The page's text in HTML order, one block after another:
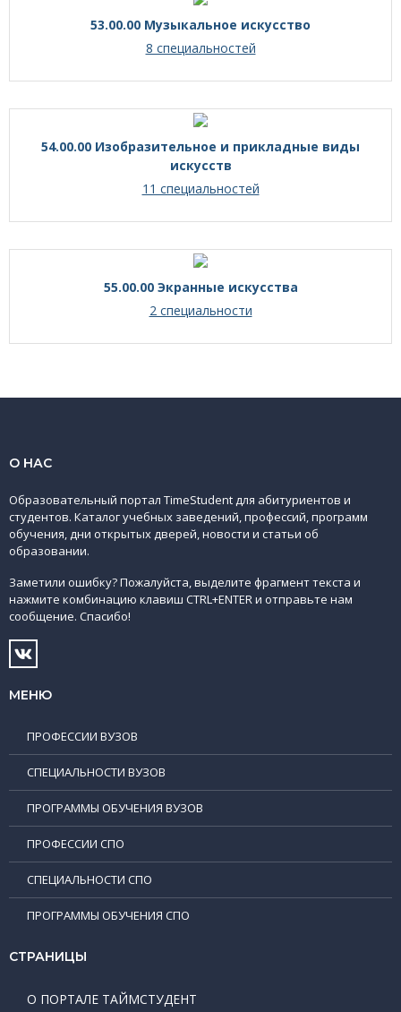
53.00.00 Музыкальное искусство
8 специальностей
54.00.00 Изобразительное и прикладные виды
искусств
11 специальностей
55.00.00 Экранные искусства
2 специальности
О НАС
Образовательный портал TimeStudent для абитуриентов и
студентов. Каталог учебных заведений, профессий, программ
обучения, дни открытых дверей, новости и статьи об
образовании.
Заметили ошибку? Пожалуйста, выделите фрагмент текста и
нажмите комбинацию клавиш CTRL+ENTER и отправьте нам
сообщение. Спасибо!
МЕНЮ
ПРОФЕССИИ ВУЗОВ
СПЕЦИАЛЬНОСТИ ВУЗОВ
ПРОГРАММЫ ОБУЧЕНИЯ ВУЗОВ
ПРОФЕССИИ СПО
СПЕЦИАЛЬНОСТИ СПО
ПРОГРАММЫ ОБУЧЕНИЯ СПО
СТРАНИЦЫ
О ПОРТАЛЕ ТАЙМСТУДЕНТ